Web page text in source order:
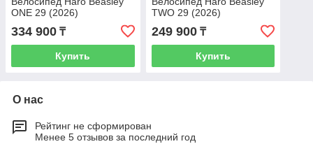
ONE 29 (2026)
334 900 ₸
Купить
TWO 29 (2026)
249 900₸
Купить
О нас
Рейтинг не сформирован
Менее 5 отзывов за последний год